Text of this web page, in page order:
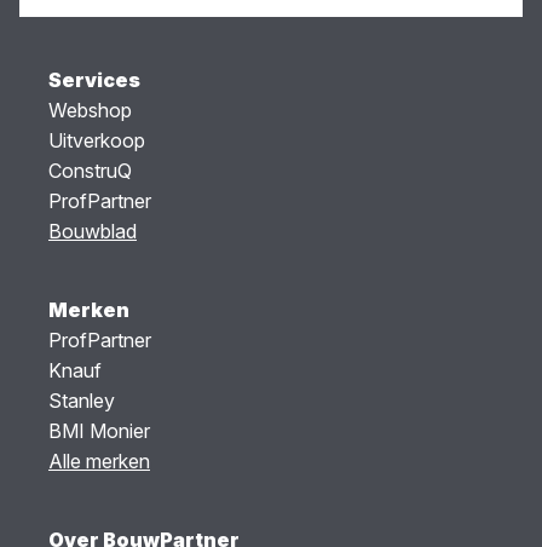
Services
Webshop
Uitverkoop
ConstruQ
ProfPartner
Bouwblad
Merken
ProfPartner
Knauf
Stanley
BMI Monier
Alle merken
Over BouwPartner